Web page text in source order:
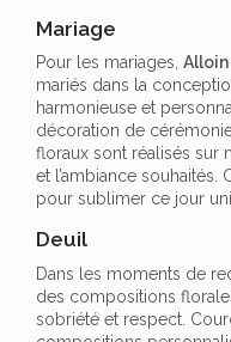
Mariage
Pour les mariages,
mariés dans la
harmonieuse et
décoration de
floraux sont réalisés sur
et l’ambiance
pour sublimer ce jour
Deuil
Dans les moments de
des compositions
sobriété et respect.